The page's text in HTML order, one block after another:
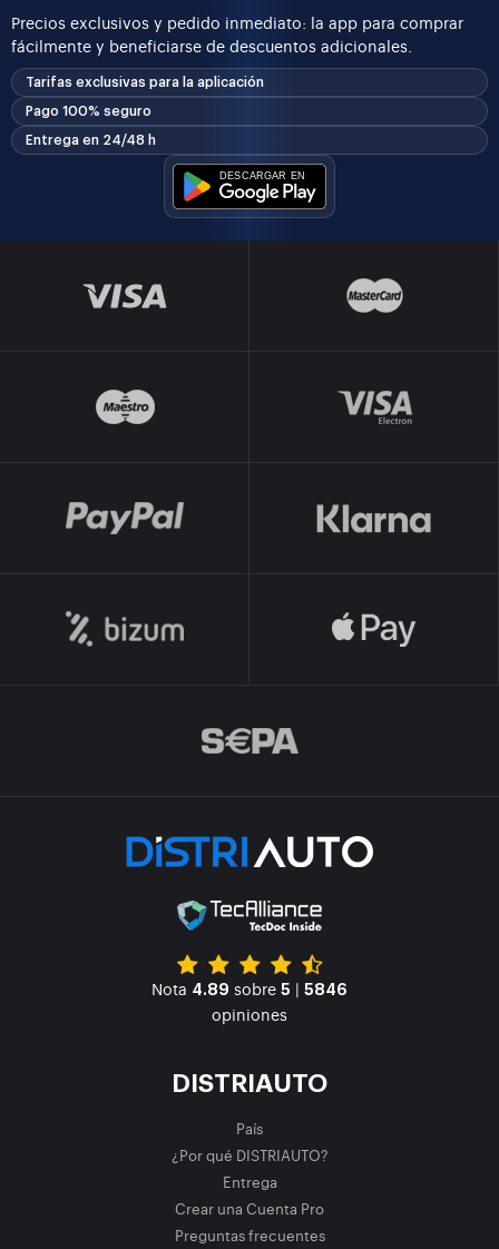
Precios exclusivos y pedido inmediato: la app para comprar
fácilmente y beneficiarse de descuentos adicionales.
Tarifas exclusivas para la aplicación
Pago 100% seguro
Entrega en 24/48 h
Nota 4.89 sobre 5 | 5846
opiniones
DISTRIAUTO
País
¿Por qué DISTRIAUTO?
Entrega
Crear una Cuenta Pro
Preguntas frecuentes